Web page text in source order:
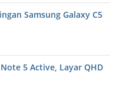
Samsung Galaxy C5
5 Active, Layar QHD